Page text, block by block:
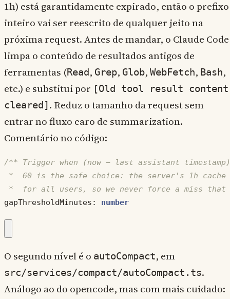
1h) está garantidamente expirado, então o prefixo
inteiro vai ser reescrito de qualquer jeito na
próxima request. Antes de mandar, o Claude Code
limpa o conteúdo de resultados antigos de
ferramentas (Read, Grep, Glob, WebFetch, Bash,
etc.) e substitui por [Old tool result content
cleared]. Reduz o tamanho da request sem
entrar no fluxo caro de summarization.
Comentário no código:
*  for all users, so we never force a miss that
gapThresholdMinutes : number
O segundo nível é o autoCompact, em
src/services/compact/autoCompact.ts.
Análogo ao do opencode, mas com mais cuidado: